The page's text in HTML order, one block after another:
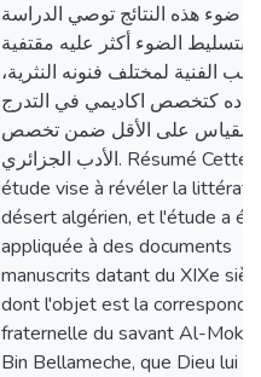
ضوء هذه النتائج توصي الدراسة
بتسليط الضوء أكثر عليه مقتفية
الفنية لمختلف فنونه النثرية،
كتخصص اكاديمي في التدرج
كمقياس على الأقل ضمن تخصص
الأدب الجزائري. Résumé Cette
étude vise à révéler la
désert algérien, et l'étude a
appliquée à des documents
manuscrits datant du XIXe
dont l'objet est la
fraternelle du savant Al-
Bin Bellameche, que Dieu lui